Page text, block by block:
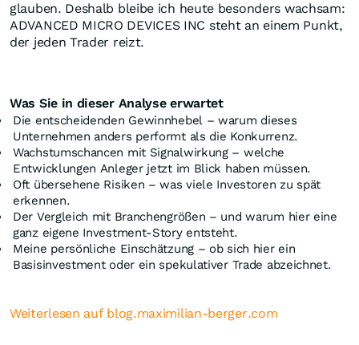
glauben. Deshalb bleibe ich heute besonders wachsam:
ADVANCED MICRO DEVICES INC steht an einem Punkt,
der jeden Trader reizt.
Was Sie in dieser Analyse erwartet
Die entscheidenden Gewinnhebel – warum dieses
Unternehmen anders performt als die Konkurrenz.
Wachstumschancen mit Signalwirkung – welche
Entwicklungen Anleger jetzt im Blick haben müssen.
Oft übersehene Risiken – was viele Investoren zu spät
erkennen.
Der Vergleich mit Branchengrößen – und warum hier eine
ganz eigene Investment-Story entsteht.
Meine persönliche Einschätzung – ob sich hier ein
Basisinvestment oder ein spekulativer Trade abzeichnet.
Weiterlesen auf blog.maximilian-berger.com